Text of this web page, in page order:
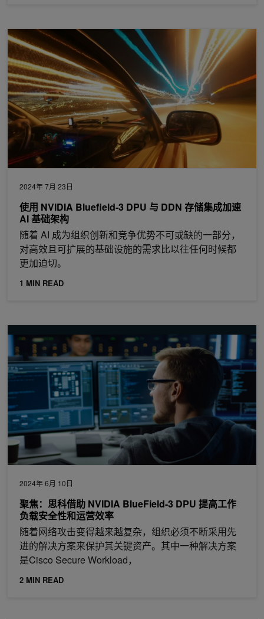
2024年 7月 23日
使用 NVIDIA Bluefield-3 DPU 与 DDN 存储集成加速
AI 基础架构
随着 AI 成为组织创新和竞争优势不可或缺的一部分，
对高效且可扩展的基础设施的需求比以往任何时候都
更加迫切。
1 MIN READ
使用 NVIDIA Bluefield-3 DPU 与 DDN 存储集成加速 AI 基础架构
2024年 6月 10日
聚焦：思科借助 NVIDIA BlueField-3 DPU 提高工作
负载安全性和运营效率
随着网络攻击变得越来越复杂，组织必须不断采用先
进的解决方案来保护其关键资产。其中一种解决方案
是Cisco Secure Workload，
2 MIN READ